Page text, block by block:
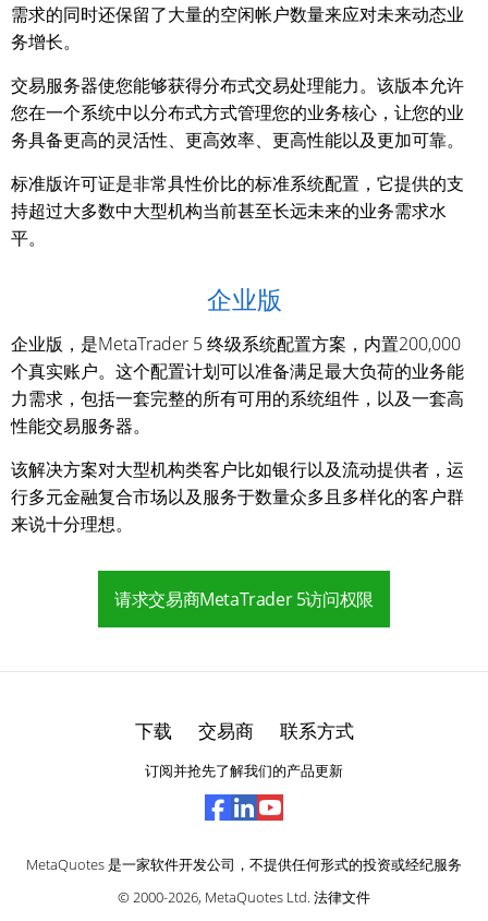
需求的同时还保留了大量的空闲帐户数量来应对未来动态业
务增长。
交易服务器使您能够获得分布式交易处理能力。该版本允许
您在一个系统中以分布式方式管理您的业务核心，让您的业
务具备更高的灵活性、更高效率、更高性能以及更加可靠。
标准版许可证是非常具性价比的标准系统配置，它提供的支
持超过大多数中大型机构当前甚至长远未来的业务需求水
平。
企业版
企业版，是MetaTrader 5 终级系统配置方案，内置200,000
个真实账户。这个配置计划可以准备满足最大负荷的业务能
力需求，包括一套完整的所有可用的系统组件，以及一套高
性能交易服务器。
该解决方案对大型机构类客户比如银行以及流动提供者，运
行多元金融复合市场以及服务于数量众多且多样化的客户群
来说十分理想。
请求交易商MetaTrader 5访问权限
下载 交易商 联系方式
订阅并抢先了解我们的产品更新
MetaQuotes 是一家软件开发公司，不提供任何形式的投资或经纪服务
© 2000-2026, MetaQuotes Ltd. 法律文件